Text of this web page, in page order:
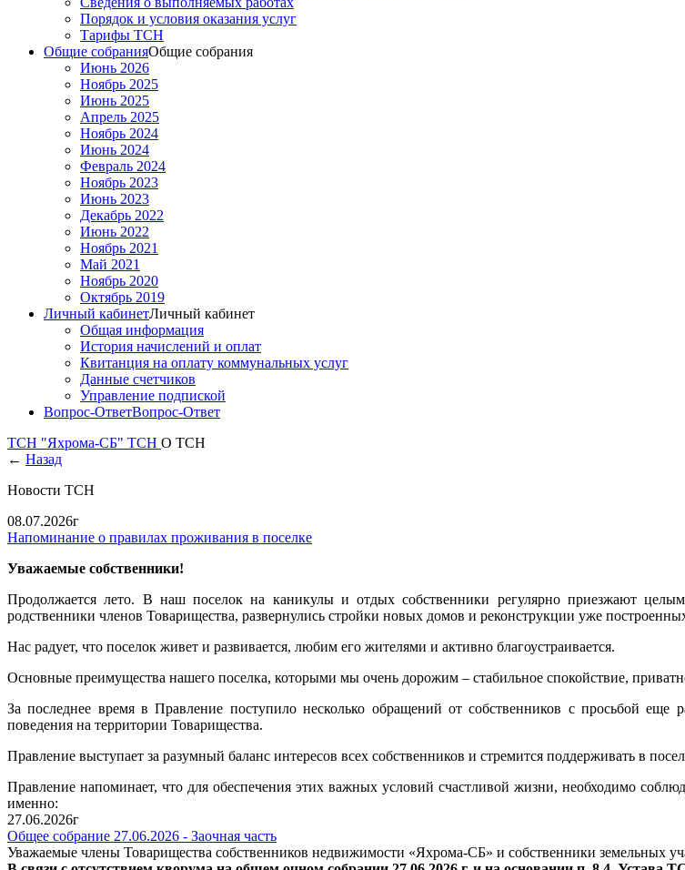
Порядок и условия оказания услуг
Тарифы ТСН
Общие собранияОбщие собрания
Июнь 2026
Ноябрь 2025
Июнь 2025
Апрель 2025
Ноябрь 2024
Июнь 2024
Февраль 2024
Ноябрь 2023
Июнь 2023
Декабрь 2022
Июнь 2022
Ноябрь 2021
Май 2021
Ноябрь 2020
Октябрь 2019
Личный кабинетЛичный кабинет
Общая информация
История начислений и оплат
Квитанция на оплату коммунальных услуг
Данные счетчиков
Управление подпиской
Вопрос-ОтветВопрос-Ответ
ТСН "Яхрома-СБ" ТСН О ТСН
← Назад
Новости ТСН
08.07.2026г
Напоминание о правилах проживания в поселке
Уважаемые собственники!
Продолжается лето. В наш поселок на каникулы и отдых собственники регулярно приезжают
родственники членов Товарищества, развернулись стройки новых домов и реконструкции уже
Нас радует, что поселок живет и развивается, любим его жителями и активно благоустраивается.
Основные преимущества нашего поселка, которыми мы очень дорожим – стабильное спокойствие,
За последнее время в Правление поступило несколько обращений от собственников с просьбой еще
поведения на территории Товарищества.
Правление выступает за разумный баланс интересов всех собственников и стремится поддерживать в
Правление напоминает, что для обеспечения этих важных условий счастливой жизни, необходимо
именно:
27.06.2026г
Общее собрание 27.06.2026 - Заочная часть
Уважаемые члены Товарищества собственников недвижимости «Яхрома-СБ» и собственники земельных